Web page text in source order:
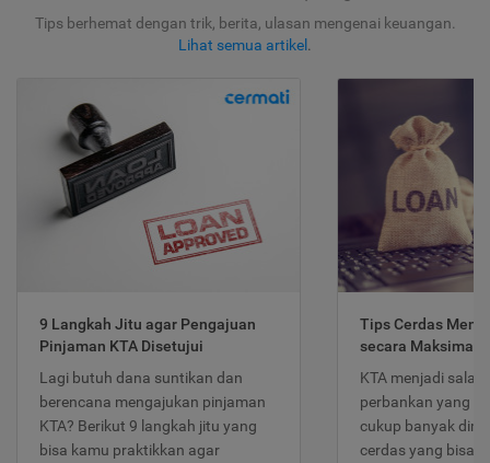
Tips berhemat dengan trik, berita, ulasan mengenai keuangan.
Lihat semua artikel .
9 Langkah Jitu agar Pengajuan
Pinjaman KTA Disetujui
Lagi butuh dana suntikan dan
berencana mengajukan pinjaman
KTA? Berikut 9 langkah jitu yang
bisa kamu praktikkan agar
Tips Cerdas
secara Maksimal
KTA menjadi
perbankan yang
cukup banyak
cerdas yang bisa